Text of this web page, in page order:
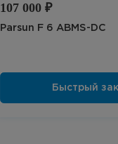
107 000 ₽
Parsun F 6 ABMS-DC